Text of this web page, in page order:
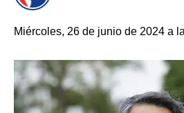
Miércoles, 26 de junio de 2024 a